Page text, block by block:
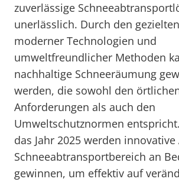
zuverlässige
unerlässlich. Durch den
moderner Technologien und
umweltfreundlicher Methoden
nachhaltige Schneeräumung
werden, die sowohl den
Anforderungen als auch den
Umweltschutznormen
das Jahr 2025 werden innovative
Schneeabtransportbereich an
gewinnen, um effektiv auf